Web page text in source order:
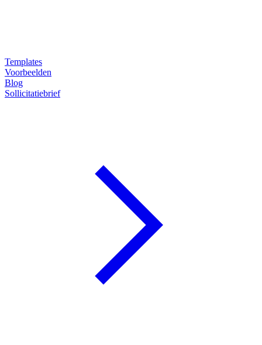
Templates
Voorbeelden
Blog
Sollicitatiebrief